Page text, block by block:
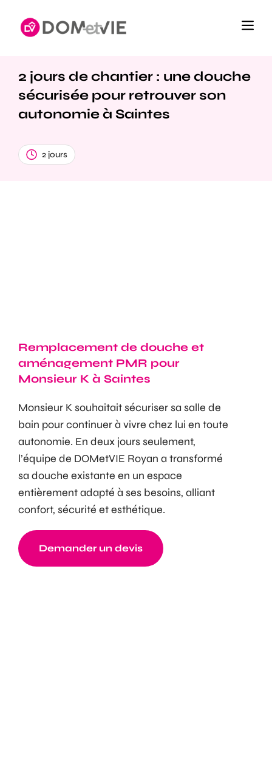
2 jours de chantier : une douche
sécurisée pour retrouver son
autonomie à Saintes
2 jours
Remplacement de douche et
aménagement PMR pour
Monsieur K à Saintes
Monsieur K souhaitait sécuriser sa salle de
bain pour continuer à vivre chez lui en toute
autonomie. En deux jours seulement,
l’équipe de DOMetVIE Royan a transformé
sa douche existante en un espace
entièrement adapté à ses besoins, alliant
confort, sécurité et esthétique.
Demander un devis